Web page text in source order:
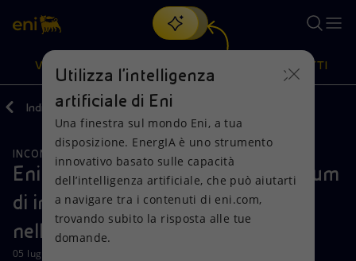
Cerca
scopri EnergIA, la nostra nuova soluzione di intelligenza
artificiale.
VISIONE
Visione
Mission e valori
Persone e Partnership
Azioni
Diversificazione energetica
Tecnologie per la transizione
PRODOTTI
Prodotti
Casa
Imprese
Indietro Media Comunicati Stampa
INCONTRI E ACCORDI
Eni e Coldiretti firmano Memorandum
di intesa per progetti congiunti
nell’economia circolare
05 luglio 2019 - 13:00 CEST
Utilizza l'intelligenza
artificiale di Eni
Una finestra sul mondo Eni, a tua
disposizione. EnergIA è uno strumento
innovativo basato sulle capacità
dell’intelligenza artificiale, che può aiutarti
a navigare tra i contenuti di eni.com,
trovando subito la risposta alle tue
domande.